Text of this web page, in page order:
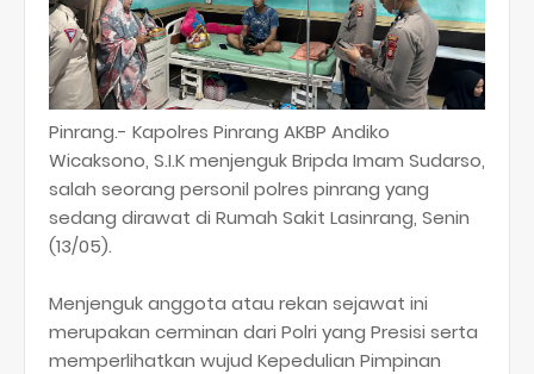
Pinrang.- Kapolres Pinrang AKBP Andiko
Wicaksono, S.I.K menjenguk Bripda Imam Sudarso,
salah seorang personil polres pinrang yang
sedang dirawat di Rumah Sakit Lasinrang, Senin
(13/05).
Menjenguk anggota atau rekan sejawat ini
merupakan cerminan dari Polri yang Presisi serta
memperlihatkan wujud Kepedulian Pimpinan